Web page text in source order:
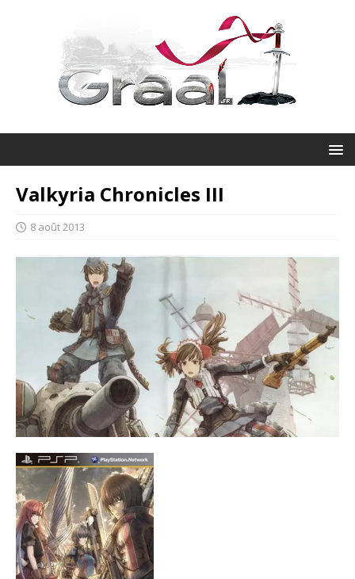
Valkyria Chronicles III
8 août 2013